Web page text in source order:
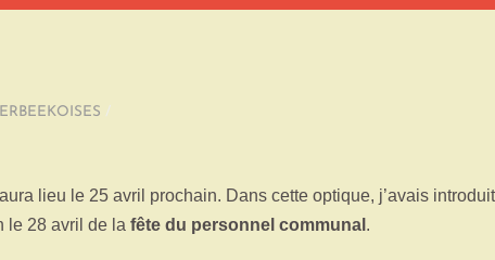
/
lieu le 25 avril prochain. Dans cette optique, j’avais
le 28 avril de la fête du personnel communal .